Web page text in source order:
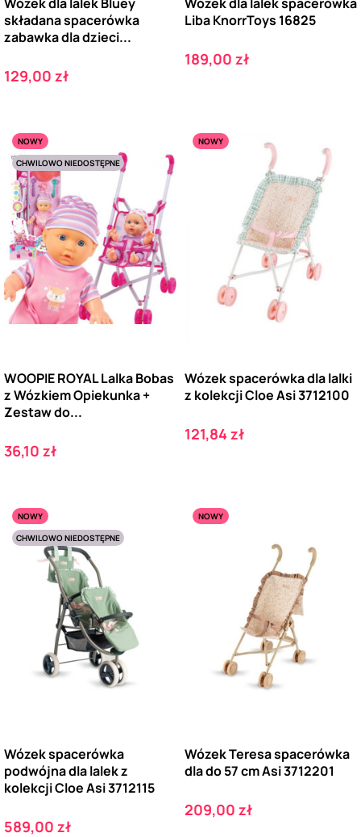
składana spacerówka
zabawka dla dzieci...
Cena
129,00 zł
Liba KnorrToys 16825
Cena
189,00 zł
NOWY
CHWILOWO NIEDOSTĘPNE
WOOPIE ROYAL Lalka Bobas
z Wózkiem Opiekunka +
Zestaw do...
Cena
36,10 zł
NOWY
Wózek spacerówka dla lalki
z kolekcji Cloe Asi 3712100
Cena
121,84 zł
NOWY
CHWILOWO NIEDOSTĘPNE
Wózek spacerówka
podwójna dla lalek z
kolekcji Cloe Asi 3712115
Cena
589,00 zł
NOWY
Wózek Teresa spacerówka
dla do 57 cm Asi 3712201
Cena
209,00 zł